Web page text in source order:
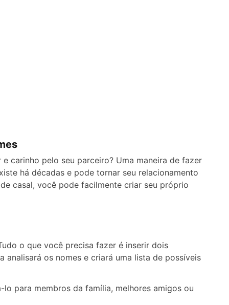
carinho pelo seu parceiro? Uma maneira de fazer
há décadas e pode tornar seu relacionamento
casal, você pode facilmente criar seu próprio
o que você precisa fazer é inserir dois
os nomes e criará uma lista de possíveis
para membros da família, melhores amigos ou